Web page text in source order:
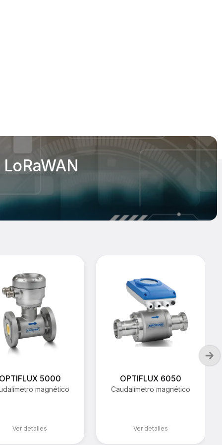
5000
magnético
Ver detalles
OPTIFLUX 6050
Caudalímetro magnético
Ver detalles